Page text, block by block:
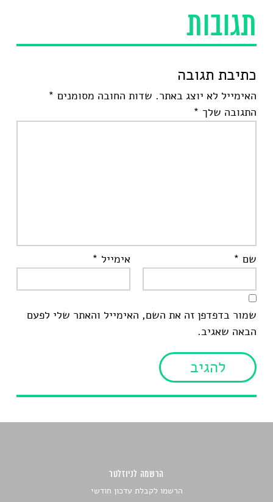
תגובות
כתיבת תגובה
האימייל לא יוצג באתר. שדות החובה מסומנים *
התגובה שלך *
שם * אימייל *
שמור בדפדפן זה את השם, האימייל והאתר שלי לפעם
הבאה שאגיב.
הרשמה לניוזלטר
הרשמו לקבלת עדכון חודשי